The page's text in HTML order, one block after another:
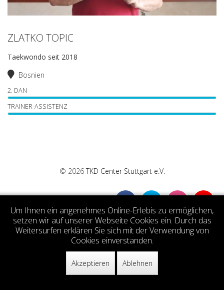
ZLATKO TOPIC
Taekwondo seit 2018
Bosnien
2. DAN
TRAINER-ASSISTENZ
© 2026TKD Center Stuttgart e.V.
Um Ihnen ein angenehmes Online-Erlebis zu ermöglichen,
setzen wir auf unserer Webseite Cookies ein. Durch das
Weitersurfen erklären Sie sich mit der Verwendung von
Cookies einverstanden.
Akzeptieren Ablehnen